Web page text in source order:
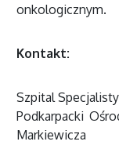
onkologicznym.
Kontakt:
Szpital
Podkarpacki
Markiewicza